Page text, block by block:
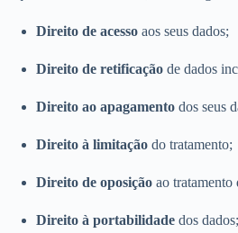
Direito de acesso aos seus dados;
Direito de retificação de dados
Direito ao apagamento dos seus
Direito à limitação do tratamento;
Direito de oposição ao tratamento
Direito à portabilidade dos dados;